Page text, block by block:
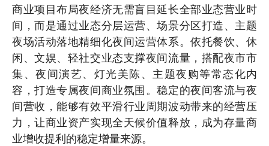
商业项目布局夜经济无需盲目延长全部业态营业时
间，而是通过业态分层运营、场景分区打造、主题
夜场活动落地精细化夜间运营体系。依托餐饮、休
闲、文娱、轻社交业态支撑夜间流量，搭配夜市市
集、夜间演艺、灯光美陈、主题夜购等常态化内
容，打造专属夜间商业氛围。稳定的夜间客流与夜
间营收，能够有效平滑行业周期波动带来的经营压
力，让商业资产实现全天候价值释放，成为存量商
业增收提利的稳定增量来源。